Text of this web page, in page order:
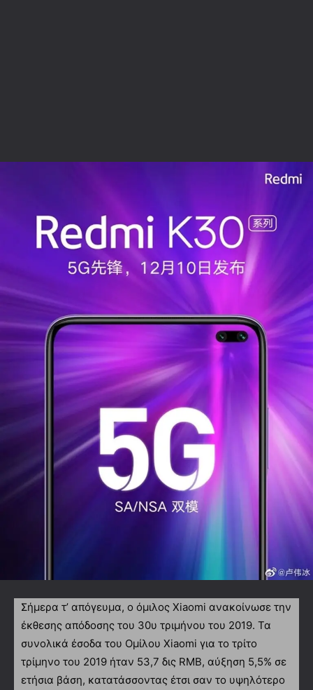
Σήμερα τ’ απόγευμα, ο όμιλος Xiaomi ανακοίνωσε την
έκθεσης απόδοσης του 30υ τριμήνου του 2019. Τα
συνολικά έσοδα του Ομίλου Xiaomi για το τρίτο
τρίμηνο του 2019 ήταν 53,7 δις RMB, αύξηση 5,5% σε
ετήσια βάση, κατατάσσοντας έτσι σαν το υψηλότερο